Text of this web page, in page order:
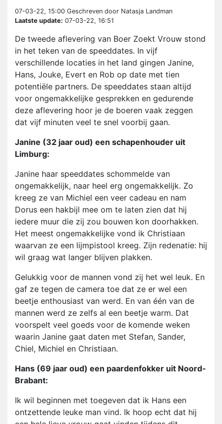
07-03-22, 15:00 Geschreven door Natasja Landman
Laatste update: 07-03-22, 16:51
De tweede aflevering van Boer Zoekt Vrouw stond
in het teken van de speeddates. In vijf
verschillende locaties in het land gingen Janine,
Hans, Jouke, Evert en Rob op date met tien
potentiële partners. De speeddates staan altijd
voor ongemakkelijke gesprekken en gedurende
deze aflevering hoor je de boeren vaak zeggen
dat vijf minuten veel te snel voorbij gaan.
Janine (32 jaar oud) een schapenhouder uit
Limburg:
Janine haar speeddates schommelde van
ongemakkelijk, naar heel erg ongemakkelijk. Zo
kreeg ze van Michiel een veer cadeau en nam
Dorus een hakbijl mee om te laten zien dat hij
iedere muur die zij zou bouwen kon doorhakken.
Het meest ongemakkelijke vond ik Christiaan
waarvan ze een lijmpistool kreeg. Zijn redenatie: hij
wil graag wat langer blijven plakken.
Gelukkig voor de mannen vond zij het wel leuk. En
gaf ze tegen de camera toe dat ze er wel een
beetje enthousiast van werd. En van één van de
mannen werd ze zelfs al een beetje warm. Dat
voorspelt veel goeds voor de komende weken
waarin Janine gaat daten met Stefan, Sander,
Chiel, Michiel en Christiaan.
Hans (69 jaar oud) een paardenfokker uit Noord-
Brabant:
Ik wil beginnen met toegeven dat ik Hans een
ontzettende leuke man vind. Ik hoop echt dat hij